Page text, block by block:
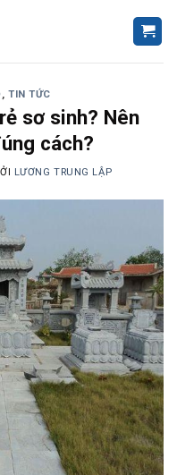
,TIN TỨC
sơ sinh? Nên
cách?
LƯƠNG TRUNG LẬP